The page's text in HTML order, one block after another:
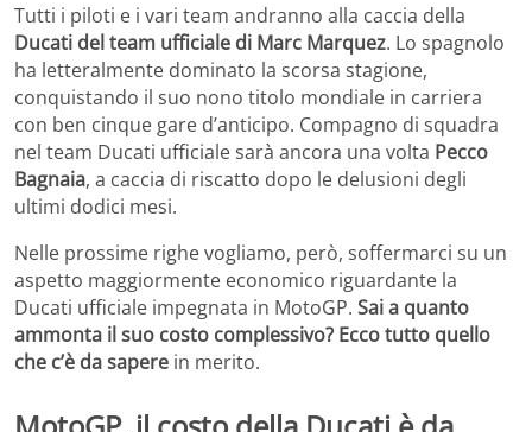
Tutti i piloti e i vari team andranno alla caccia della
Ducati del team ufficiale di Marc Marquez. Lo spagnolo
ha letteralmente dominato la scorsa stagione,
conquistando il suo nono titolo mondiale in carriera
con ben cinque gare d’anticipo. Compagno di squadra
nel team Ducati ufficiale sarà ancora una volta Pecco
Bagnaia, a caccia di riscatto dopo le delusioni degli
ultimi dodici mesi.
Nelle prossime righe vogliamo, però, soffermarci su un
aspetto maggiormente economico riguardante la
Ducati ufficiale impegnata in MotoGP. Sai a quanto
ammonta il suo costo complessivo? Ecco tutto quello
che c’è da sapere in merito.